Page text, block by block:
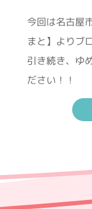
今回は名古屋
まと】よりブ
引き続き、ゆ
ださい！！